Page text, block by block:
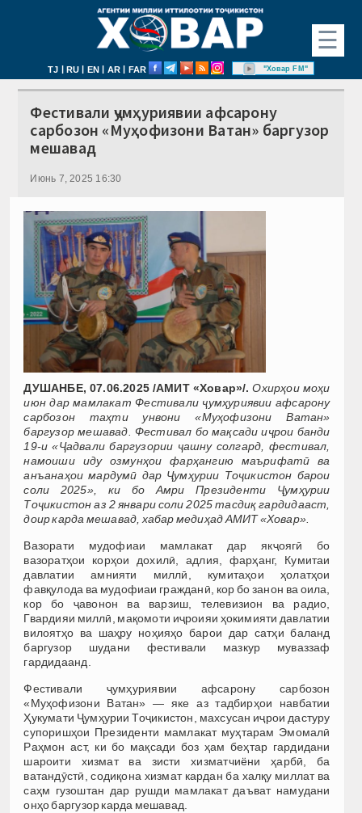
☰
TJ | RU | EN | AR | FAR "Ховар FM"
Фестивали ҷумҳуриявии афсарону
сарбозон «Муҳофизони Ватан» баргузор
мешавад
Июнь 7, 2025 16:30
ДУШАНБЕ, 07.06.2025 /АМИТ «Ховар»/. Охирҳои моҳи
июн дар мамлакат Фестивали ҷумҳуриявии афсарону
сарбозон таҳти унвони «Муҳофизони Ватан»
баргузор мешавад. Фестивал бо мақсади иҷрои банди
19-и «Ҷадвали баргузории ҷашну солгард, фестивал,
намоиши иду озмунҳои фарҳангию маърифатӣ ва
анъанаҳои мардумӣ дар Ҷумҳурии Тоҷикистон барои
соли 2025», ки бо Амри Президенти Ҷумҳурии
Тоҷикистон аз 2 январи соли 2025 тасдиқ гардидааст,
доир карда мешавад, хабар медиҳад АМИТ «Ховар».
Вазорати мудофиаи мамлакат дар якҷоягӣ бо
вазоратҳои корҳои дохилӣ, адлия, фарҳанг, Кумитаи
давлатии амнияти миллӣ, кумитаҳои ҳолатҳои
фавқулода ва мудофиаи гражданӣ, кор бо занон ва оила,
кор бо ҷавонон ва варзиш, телевизион ва радио,
Гвардияи миллӣ, мақомоти иҷроияи ҳокимияти давлатии
вилоятҳо ва шаҳру ноҳияҳо барои дар сатҳи баланд
баргузор шудани фестивали мазкур муваззаф
гардидаанд.
Фестивали ҷумҳуриявии афсарону сарбозон
«Муҳофизони Ватан» — яке аз тадбирҳои навбатии
Ҳукумати Ҷумҳурии Тоҷикистон, махсусан иҷрои дастуру
супоришҳои Президенти мамлакат муҳтарам Эмомалӣ
Раҳмон аст, ки бо мақсади боз ҳам беҳтар гардидани
шароити хизмат ва зисти хизматчиёни ҳарбӣ, ба
ватандӯстӣ, содиқона хизмат кардан ба халқу миллат ва
саҳм гузоштан дар рушди мамлакат даъват намудани
онҳо баргузор карда мешавад.